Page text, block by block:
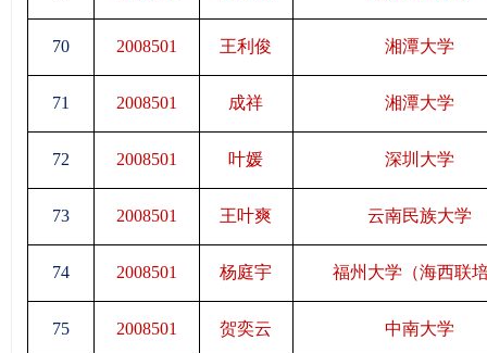
70 2008501 王利俊 湘潭大学
71 2008501 成祥 湘潭大学
72 2008501 叶媛 深圳大学
73 2008501 王叶爽 云南民族大学
74 2008501 杨庭宇 福州大学（海西联
75 2008501 贺奕云 中南大学